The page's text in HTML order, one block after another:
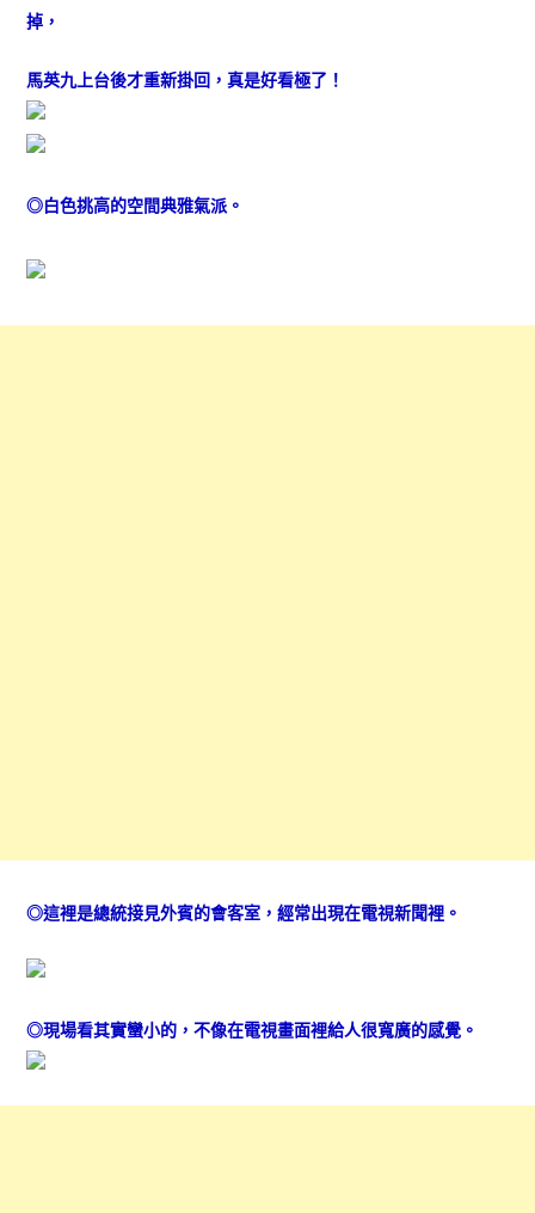
掉，
馬英九上台後才重新掛回，真是好看極了！
◎白色挑高的空間典雅氣派。
◎這裡是總統接見外賓的會客室，經常出現在電視新聞裡。
◎現場看其實蠻小的，不像在電視畫面裡給人很寬廣的感覺。